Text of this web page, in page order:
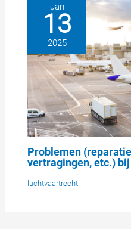
Jan
13
2025
Problemen
vertragingen, etc.)
luchtvaartrecht